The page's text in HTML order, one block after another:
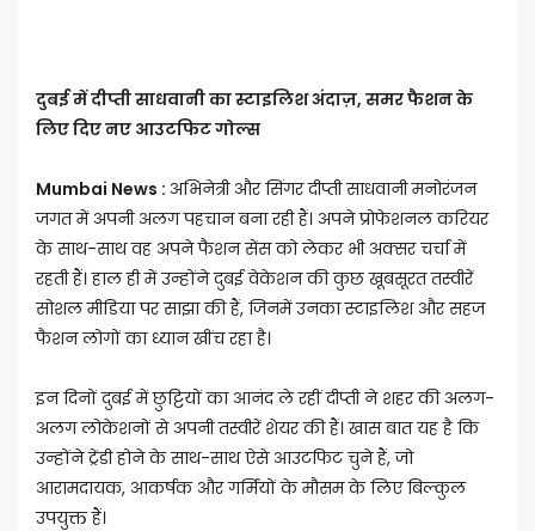
दुबई में दीप्ती साधवानी का स्टाइलिश अंदाज़, समर फैशन के
लिए दिए नए आउटफिट गोल्स
Mumbai News : अभिनेत्री और सिंगर दीप्ती साधवानी मनोरंजन
जगत में अपनी अलग पहचान बना रही हैं। अपने प्रोफेशनल करियर
के साथ-साथ वह अपने फैशन सेंस को लेकर भी अक्सर चर्चा में
रहती हैं। हाल ही में उन्होंने दुबई वेकेशन की कुछ खूबसूरत तस्वीरें
सोशल मीडिया पर साझा की हैं, जिनमें उनका स्टाइलिश और सहज
फैशन लोगों का ध्यान खींच रहा है।
इन दिनों दुबई में छुट्टियों का आनंद ले रहीं दीप्ती ने शहर की अलग-
अलग लोकेशनों से अपनी तस्वीरें शेयर की हैं। खास बात यह है कि
उन्होंने ट्रेंडी होने के साथ-साथ ऐसे आउटफिट चुने हैं, जो
आरामदायक, आकर्षक और गर्मियों के मौसम के लिए बिल्कुल
उपयुक्त हैं।